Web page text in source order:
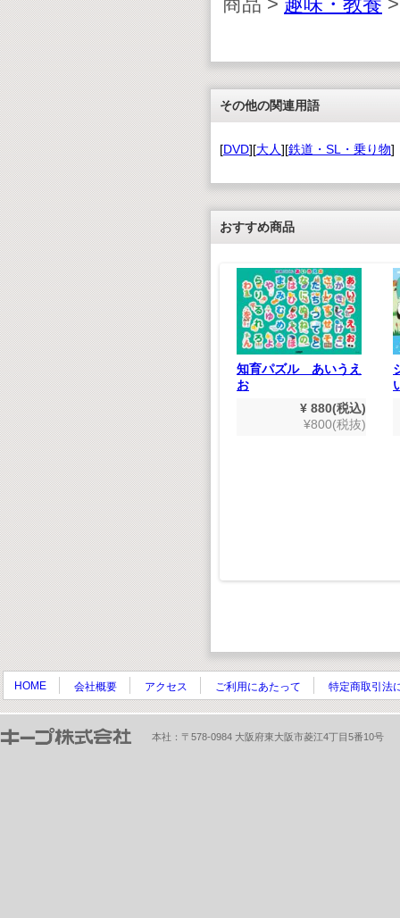
その他の関連用語
[DVD][大人][鉄道・SL・乗り物]
おすすめ商品
コース
ット
税込)
税抜)
遊んで学べる！ 木製
知育パズル こんちゅ
う
¥ 550(税込)
¥500(税抜)
知育パズル あいうえ
お
¥ 880(税込)
¥800(税抜)
HOME 会社概要 アクセス ご利用にあたって 特定商取引法
本社：〒578-0984 大阪府東大阪市菱江4丁目5番10号